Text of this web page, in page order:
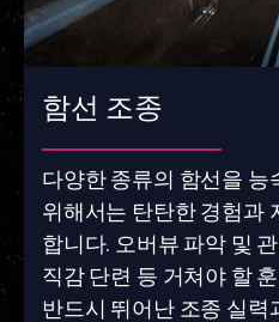
함선 조종
다양한 종류의 함선을 능
위해서는 탄탄한 경험과
합니다. 오버뷰 파악 및
직감 단련 등 거쳐야 할
반드시 뛰어난 조종 실력